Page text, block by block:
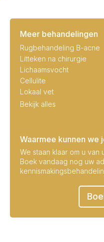
Meer behandelingen
Rugbehandeling B-acne
Litteken na chirurgie
Lichaamsvocht
Cellulite
Lokaal vet
Bekijk alles
Waarmee kunnen we
We staan klaar om u van
Boek vandaag nog uw